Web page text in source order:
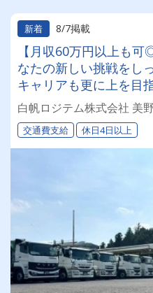
新着 8/7掲載
【月収60万円以上も
なたの新しい挑戦をし
キャリアも更に上を目
白帆ロジテム株式会社 美
交通費支給 休日4日以上